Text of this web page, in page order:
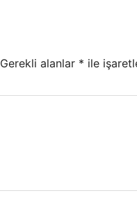
Gerekli alanlar * ile